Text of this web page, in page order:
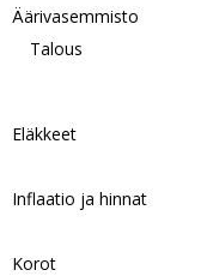
Äärivasemmisto
Talous
Eläkkeet
Inflaatio ja hinnat
Korot